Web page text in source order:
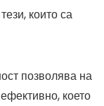
които са
позволява на
което